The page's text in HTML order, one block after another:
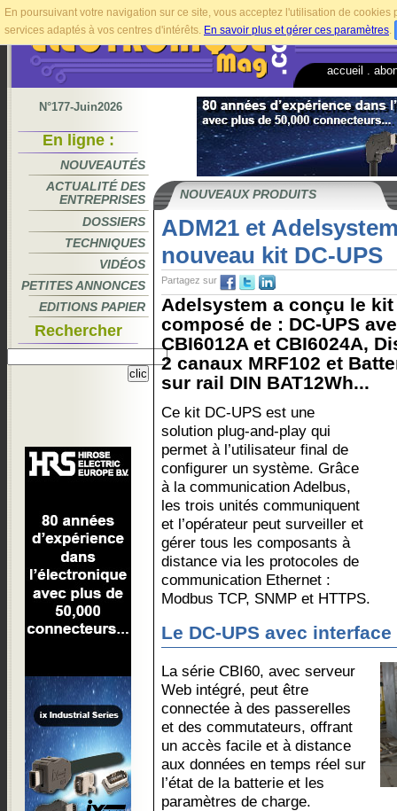
En poursuivant votre navigation sur ce site, vous acceptez l'utilisation de
services adaptés à vos centres d'intérêts. En savoir plus et gérer ces paramètres.
accueil
N°177-Juin2026
En ligne :
NOUVEAUTÉS
ACTUALITÉ DES
ENTREPRISES
DOSSIERS
TECHNIQUES
VIDÉOS
PETITES ANNONCES
EDITIONS PAPIER
Rechercher
NOUVEAUX PRODUITS
ADM21 et
nouveau kit DC-UPS
Partagez sur
Adelsystem a conçu le kit
composé de : DC-UPS
CBI6012A et CBI6024A,
2 canaux MRF102 et
sur rail DIN BAT12Wh...
Ce kit DC-UPS est une
solution plug-and-play qui
permet à l’utilisateur final de
configurer un système. Grâce
à la communication Adelbus,
les trois unités communiquent
et l’opérateur peut surveiller et
gérer tous les composants à
distance via les protocoles de
communication Ethernet :
Modbus TCP, SNMP et HTTPS.
Le DC-UPS avec
La série CBI60, avec serveur
Web intégré, peut être
connectée à des passerelles
et des commutateurs, offrant
un accès facile et à distance
aux données en temps réel sur
l’état de la batterie et les
paramètres de charge.